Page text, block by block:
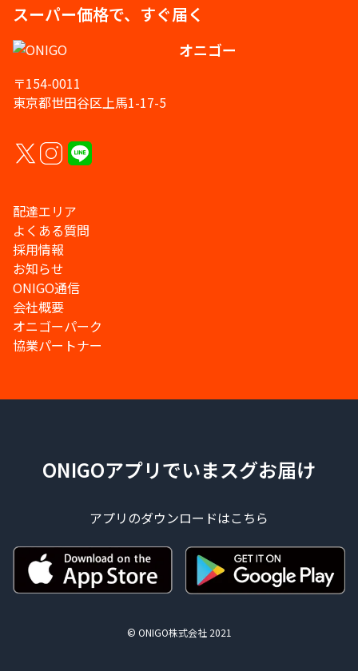
スーパー価格で、すぐ届く
オニゴー
〒154-0011
東京都世田谷区上馬1-17-5
配達エリア
よくある質問
採用情報
お知らせ
ONIGO通信
会社概要
オニゴーパーク
協業パートナー
ONIGOアプリでいまスグお届け
アプリのダウンロードはこちら
© ONIGO株式会社 2021